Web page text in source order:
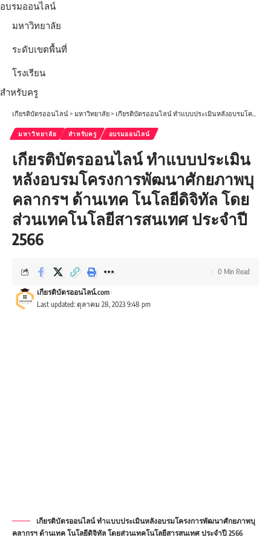
อบรมออนไลน์
มหาวิทยาลัย
ระดับเขตพื้นที่
โรงเรียน
สำหรับครู
เกียรติบัตรออนไลน์> มหาวิทยาลัย> เกียรติบัตรออนไลน์ ทำแบบประเมินหลังอบรมโครงการพัฒนาศักยภาพบุคลากรฯ ด้านเทค โนโลยีดิจิทัล โดยส่วนเทคโนโลยีสารสนเทศ ประจำปี 2566
มหาวิทยาลัย สำหรับครู อบรมออนไลน์
เกียรติบัตรออนไลน์ ทำแบบประเมิน
หลังอบรมโครงการพัฒนาศักยภาพบุ
คลากรฯ ด้านเทค โนโลยีดิจิทัล โดย
ส่วนเทคโนโลยีสารสนเทศ ประจำปี
2566
Last updated: ตุลาคม 28, 2023 9:48 pm
เกียรติบัตรออนไลน์.com
0 Min Read
เกียรติบัตรออนไลน์ ทำแบบประเมินหลังอบรมโครงการพัฒนาศักยภาพบุ
คลากรฯ ด้านเทค โนโลยีดิจิทัล โดยส่วนเทคโนโลยีสารสนเทศ ประจำปี 2566